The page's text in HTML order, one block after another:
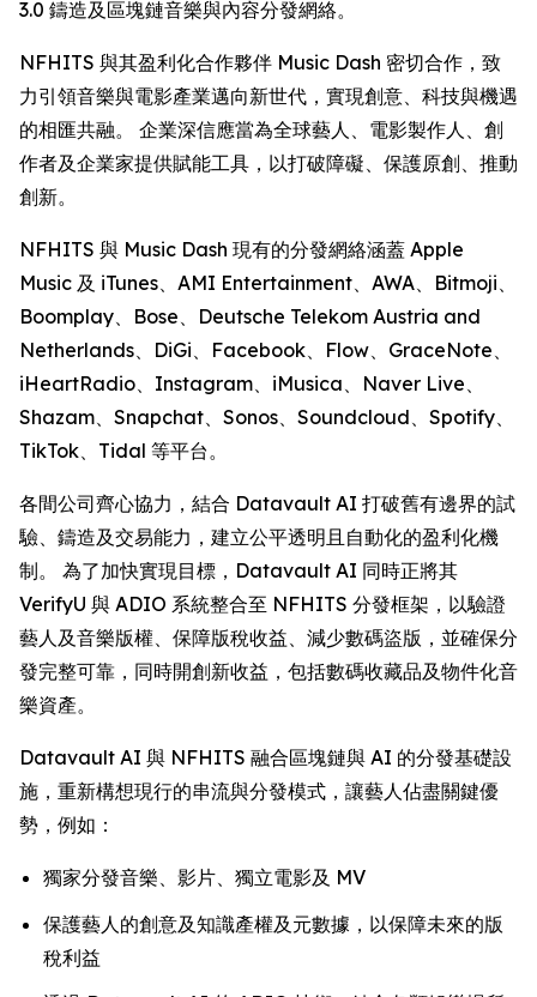
3.0 鑄造及區塊鏈音樂與內容分發網絡。
NFHITS 與其盈利化合作夥伴 Music Dash 密切合作，致
力引領音樂與電影產業邁向新世代，實現創意、科技與機遇
的相匯共融。 企業深信應當為全球藝人、電影製作人、創
作者及企業家提供賦能工具，以打破障礙、保護原創、推動
創新。
NFHITS 與 Music Dash 現有的分發網絡涵蓋 Apple
Music 及 iTunes、AMI Entertainment、AWA、Bitmoji、
Boomplay、Bose、Deutsche Telekom Austria and
Netherlands、DiGi、Facebook、Flow、GraceNote、
iHeartRadio、Instagram、iMusica、Naver Live、
Shazam、Snapchat、Sonos、Soundcloud、Spotify、
TikTok、Tidal 等平台。
各間公司齊心協力，結合 Datavault AI 打破舊有邊界的試
驗、鑄造及交易能力，建立公平透明且自動化的盈利化機
制。 為了加快實現目標，Datavault AI 同時正將其
VerifyU 與 ADIO 系統整合至 NFHITS 分發框架，以驗證
藝人及音樂版權、保障版稅收益、減少數碼盜版，並確保分
發完整可靠，同時開創新收益，包括數碼收藏品及物件化音
樂資產。
Datavault AI 與 NFHITS 融合區塊鏈與 AI 的分發基礎設
施，重新構想現行的串流與分發模式，讓藝人佔盡關鍵優
勢，例如：
獨家分發音樂、影片、獨立電影及 MV
保護藝人的創意及知識產權及元數據，以保障未來的版
稅利益